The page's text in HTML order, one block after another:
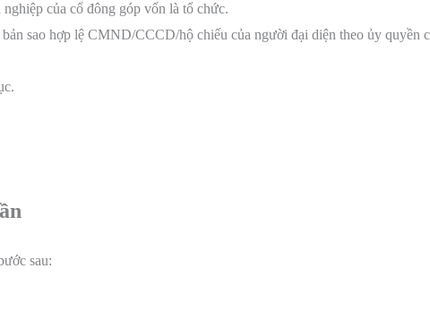
của cổ đông góp vốn là tổ chức.
sao hợp lệ CMND/CCCD/hộ chiếu của người đại diện theo ủy quyền
sau: